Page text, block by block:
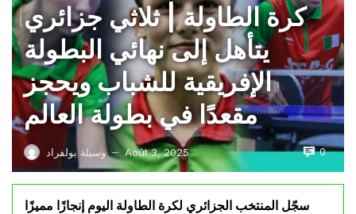
كرة الطاولة | ثلاثي جزائري
يتأهل إلى نهائي البطولة
الإفريقية للشباب ويحجز
مقعدًا في بطولة العالم
وسيلة بولفراد — Août 3, 2025 0
سجّل المنتخب الجزائري لكرة الطاولة اليوم إنجازًا مميزًا